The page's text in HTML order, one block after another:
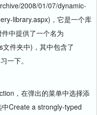
2008/01/07/dynamic-
library.aspx)，它是一个库
中提供了一个名为
件夹中)，其中包含了
一下。
，在弹出的菜单中选择添
Create a strongly-typed